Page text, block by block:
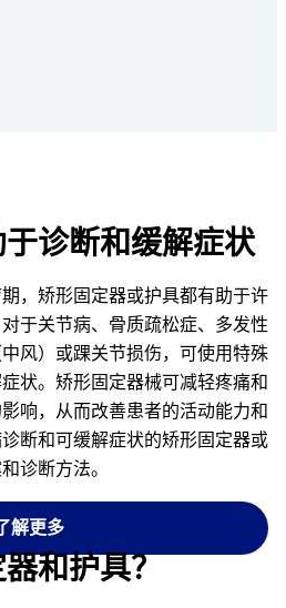
诊断和缓解症状
，矫形固定器或护具都有助于许
于关节病、骨质疏松症、多发性
风）或踝关节损伤，可使用特殊
状。矫形固定器械可减轻疼痛和
响，从而改善患者的活动能力和
断和可缓解症状的矫形固定器或
诊断方法。
解更多
和护具？